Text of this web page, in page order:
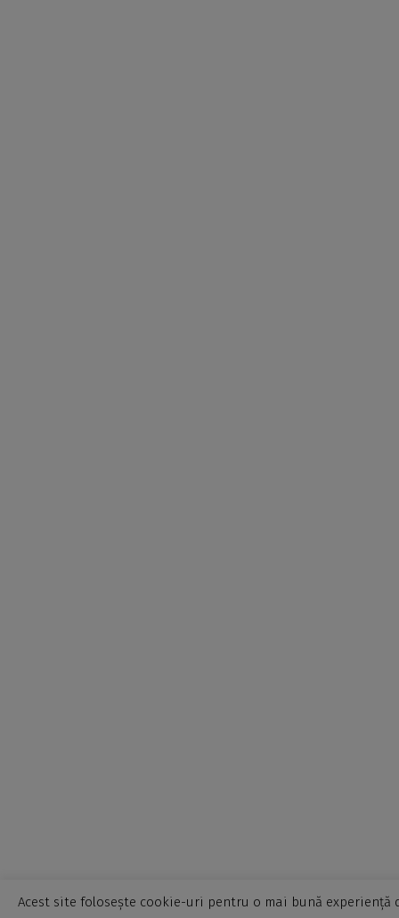
Acest site folosește cookie-uri pentru o mai bună experiență